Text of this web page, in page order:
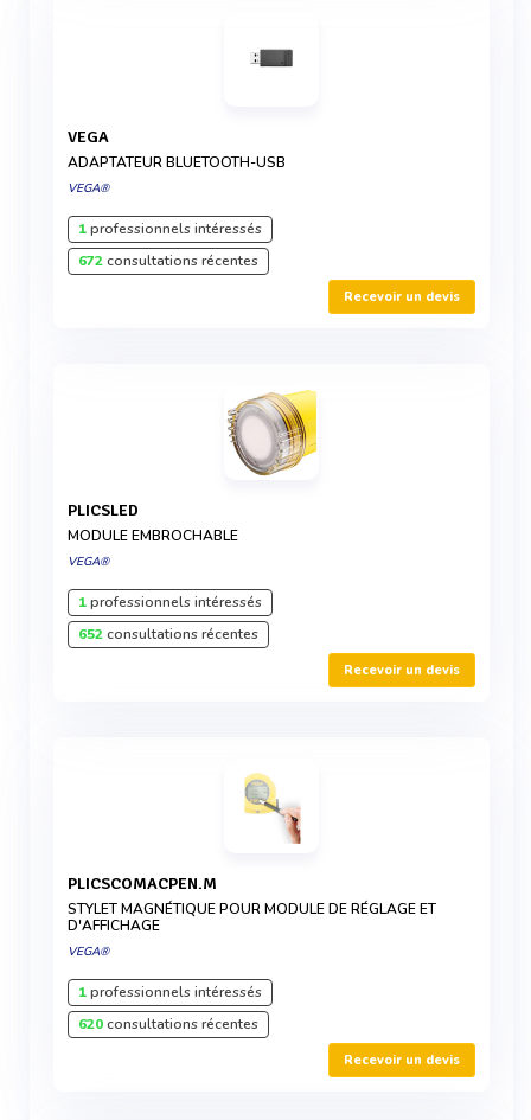
VEGA
ADAPTATEUR BLUETOOTH-USB
VEGA®
1professionnels intéressés
672consultations récentes
Recevoir un devis
PLICSLED
MODULE EMBROCHABLE
VEGA®
1professionnels intéressés
652consultations récentes
Recevoir un devis
PLICSCOMACPEN.M
STYLET MAGNÉTIQUE POUR MODULE DE RÉGLAGE ET
D'AFFICHAGE
VEGA®
1professionnels intéressés
620consultations récentes
Recevoir un devis